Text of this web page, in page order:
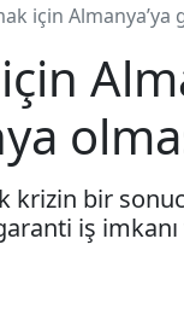
için Almanya’ya
krizin bir
iş